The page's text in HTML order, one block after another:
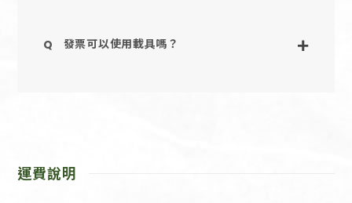
發票可以使用載具嗎？
運費說明